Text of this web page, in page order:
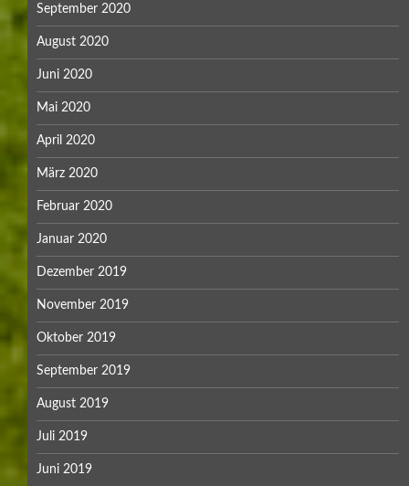
September 2020
August 2020
Juni 2020
Mai 2020
April 2020
März 2020
Februar 2020
Januar 2020
Dezember 2019
November 2019
Oktober 2019
September 2019
August 2019
Juli 2019
Juni 2019